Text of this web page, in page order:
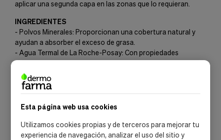
Esta página web usa cookies
Utilizamos cookies propias y de terceros para mejorar tu
experiencia de navegación, analizar el uso del sitio y
aplicar una segunda capa en las zonas que lo requieran.
INGREDIENTES
- Polvos Minerales: Proporcionan una cobertura natural y
ayudan a absorber el exceso de grasa.
- Agua Termal de La Roche-Posay: Con propiedades
calmantes y suavizantes, ideal para reducir la irritación en
pieles sensibles.
- Sin Parabenos ni Fragancias: Garantiza un uso seguro para